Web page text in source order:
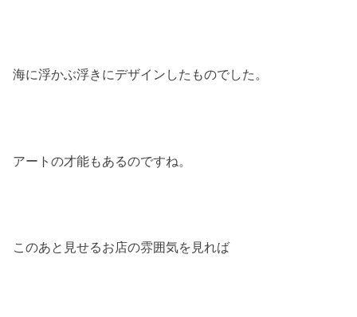
海に浮かぶ浮きにデザインしたものでした。
アートの才能もあるのですね。
このあと見せるお店の雰囲気を見れば